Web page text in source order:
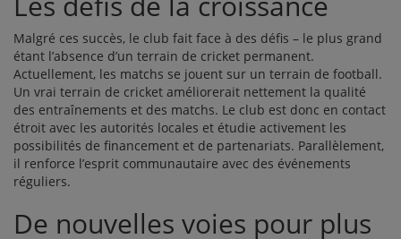
Malgré ces succès, le club fait face à des défis – le plus grand
étant l’absence d’un terrain de cricket permanent.
Actuellement, les matchs se jouent sur un terrain de football.
Un vrai terrain de cricket améliorerait nettement la qualité
des entraînements et des matchs. Le club est donc en contact
étroit avec les autorités locales et étudie activement les
possibilités de financement et de partenariats. Parallèlement,
il renforce l’esprit communautaire avec des événements
réguliers.
De nouvelles voies pour plus